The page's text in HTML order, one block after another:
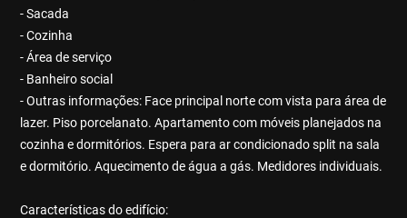
- Sacada
- Cozinha
- Área de serviço
- Banheiro social
- Outras informações: Face principal norte com vista para área de
lazer. Piso porcelanato. Apartamento com móveis planejados na
cozinha e dormitórios. Espera para ar condicionado split na sala
e dormitório. Aquecimento de água a gás. Medidores individuais.
Características do edifício: